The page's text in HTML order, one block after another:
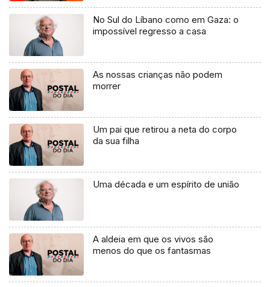
No Sul do Líbano como em Gaza: o
impossível regresso a casa
As nossas crianças não podem
morrer
Um pai que retirou a neta do corpo
da sua filha
Uma década e um espírito de união
A aldeia em que os vivos são
menos do que os fantasmas